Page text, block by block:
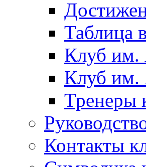
Таблица
Клуб им.
Клуб им.
Тренеры
Контакты